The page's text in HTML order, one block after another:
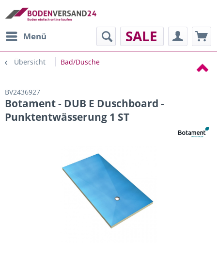
Menü SALE
Übersicht Bad/Dusche
BV2436927
Botament - DUB E Duschboard -
Punktentwässerung 1 ST